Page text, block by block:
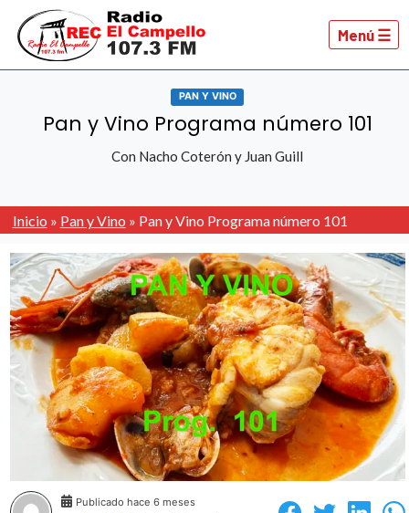
Menú ☰
PAN Y VINO
Pan y Vino Programa número 101
Con Nacho Coterón y Juan Guill
Inicio » Pan y Vino » Pan y Vino Programa número 101
Publicado hace 6 meses